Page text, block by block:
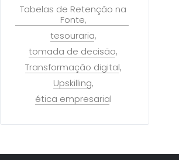
Tabelas de Retenção na
Fonte
tesouraria
tomada de decisão
Transformação digital
Upskilling
ética empresarial